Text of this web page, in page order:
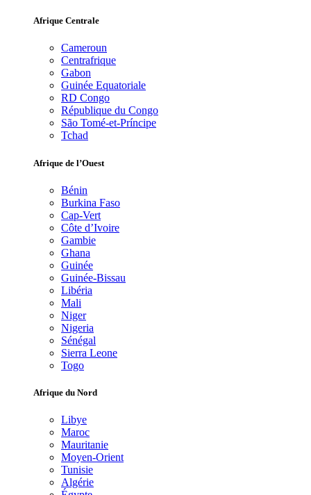
Afrique Centrale
Cameroun
Centrafrique
Gabon
Guinée Equatoriale
RD Congo
République du Congo
São Tomé-et-Príncipe
Tchad
Afrique de l’Ouest
Bénin
Burkina Faso
Cap-Vert
Côte d’Ivoire
Gambie
Ghana
Guinée
Guinée-Bissau
Libéria
Mali
Niger
Nigeria
Sénégal
Sierra Leone
Togo
Afrique du Nord
Libye
Maroc
Mauritanie
Moyen-Orient
Tunisie
Algérie